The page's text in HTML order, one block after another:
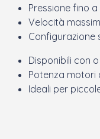
Pressione fino a
Velocità
Configurazione
Disponibili con
Potenza motori
Ideali per